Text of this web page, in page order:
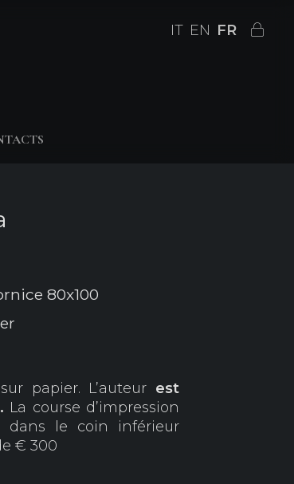
IT EN FR
80x100
papier. L’auteur est
La course d’impression
dans le coin inférieur
€ 300